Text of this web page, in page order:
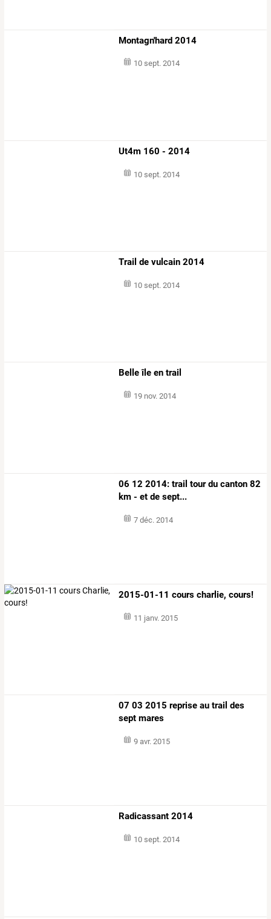
Montagn'hard 2014
10 sept. 2014
Ut4m 160 - 2014
10 sept. 2014
Trail de vulcain 2014
10 sept. 2014
Belle île en trail
19 nov. 2014
06 12 2014: trail tour du canton 82
km - et de sept...
7 déc. 2014
2015-01-11 cours charlie, cours!
11 janv. 2015
07 03 2015 reprise au trail des
sept mares
9 avr. 2015
Radicassant 2014
10 sept. 2014